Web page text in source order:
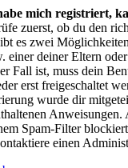
mich registriert,
zuerst, ob du den
es zwei
einer deiner Eltern
Fall ist, muss dein
erst freigeschaltet
wurde dir
Spam-Filter
einen